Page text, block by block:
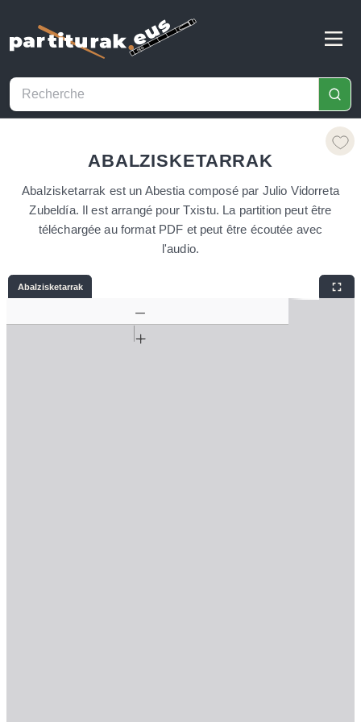
ABALZISKETARRAK
Abalzisketarrak est un Abestia composé par Julio Vidorreta
Zubeldía. Il est arrangé pour Txistu. La partition peut être
téléchargée au format PDF et peut être écoutée avec
l'audio.
Abalzisketarrak